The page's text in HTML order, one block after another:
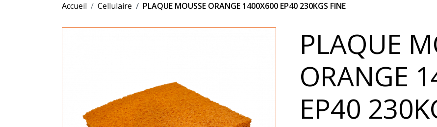
Accueil Cellulaire PLAQUE MOUSSE ORANGE 1400X600 EP40 230KGS FINE
PLAQUE
ORANGE
EP40